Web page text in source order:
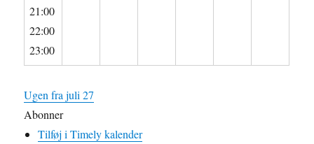
21:00
22:00
23:00
Ugen fra juli 27
Abonner
Tilføj i Timely kalender